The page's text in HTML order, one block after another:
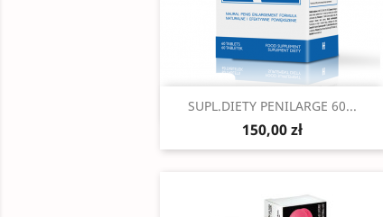
Szybki podgląd
SUPL.DIETY PENILARGE 60...
150,00 zł